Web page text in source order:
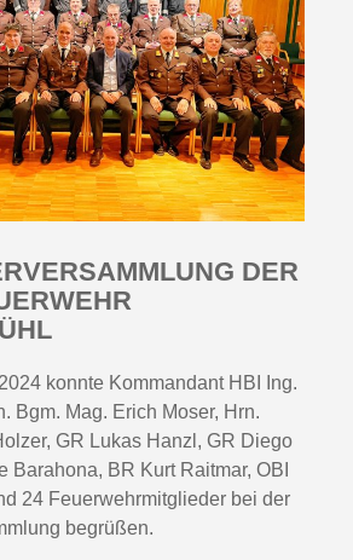
DER
konnte Kommandant HBI Ing.
Bgm. Mag. Erich Moser, Hrn.
GR Lukas Hanzl, GR Diego
Barahona, BR Kurt Raitmar, OBI
24 Feuerwehrmitglieder bei der
begrüßen.